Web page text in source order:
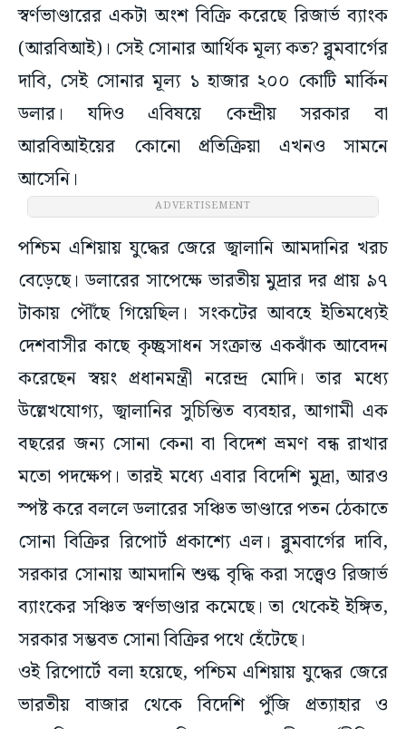
স্বর্ণভাণ্ডারের একটা অংশ বিক্রি করেছে রিজার্ভ ব্যাংক
(আরবিআই)। সেই সোনার আর্থিক মূল্য কত? ব্লুমবার্গের
দাবি, সেই সোনার মূল্য ১ হাজার ২০০ কোটি মার্কিন
ডলার। যদিও এবিষয়ে কেন্দ্রীয় সরকার বা
আরবিআইয়ের কোনো প্রতিক্রিয়া এখনও সামনে
আসেনি।
ADVERTISEMENT
পশ্চিম এশিয়ায় যুদ্ধের জেরে জ্বালানি আমদানির খরচ
বেড়েছে। ডলারের সাপেক্ষে ভারতীয় মুদ্রার দর প্রায় ৯৭
টাকায় পৌঁছে গিয়েছিল। সংকটের আবহে ইতিমধ্যেই
দেশবাসীর কাছে কৃচ্ছ্রসাধন সংক্রান্ত একঝাঁক আবেদন
করেছেন স্বয়ং প্রধানমন্ত্রী নরেন্দ্র মোদি। তার মধ্যে
উল্লেখযোগ্য, জ্বালানির সুচিন্তিত ব্যবহার, আগামী এক
বছরের জন্য সোনা কেনা বা বিদেশ ভ্রমণ বন্ধ রাখার
মতো পদক্ষেপ। তারই মধ্যে এবার বিদেশি মুদ্রা, আরও
স্পষ্ট করে বললে ডলারের সঞ্চিত ভাণ্ডারে পতন ঠেকাতে
সোনা বিক্রির রিপোর্ট প্রকাশ্যে এল। ব্লুমবার্গের দাবি,
সরকার সোনায় আমদানি শুল্ক বৃদ্ধি করা সত্ত্বেও রিজার্ভ
ব্যাংকের সঞ্চিত স্বর্ণভাণ্ডার কমেছে। তা থেকেই ইঙ্গিত,
সরকার সম্ভবত সোনা বিক্রির পথে হেঁটেছে।
ওই রিপোর্টে বলা হয়েছে, পশ্চিম এশিয়ায় যুদ্ধের জেরে
ভারতীয় বাজার থেকে বিদেশি পুঁজি প্রত্যাহার ও